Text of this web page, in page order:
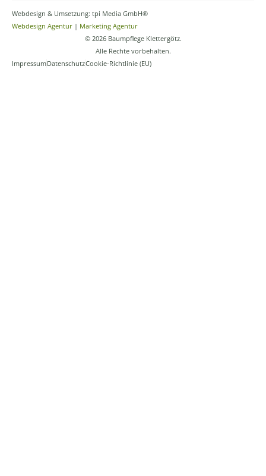
Webdesign & Umsetzung: tpi Media GmbH®
Webdesign Agentur | Marketing Agentur
© 2026 Baumpflege Klettergötz.
Alle Rechte vorbehalten.
ImpressumDatenschutzCookie-Richtlinie (EU)